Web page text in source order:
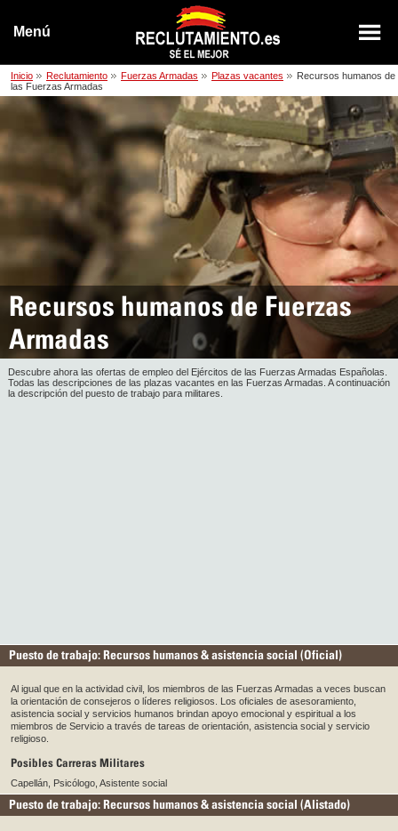
Menú
Inicio Reclutamiento Fuerzas Armadas Plazas vacantes
Recursos humanos de
las Fuerzas Armadas
Recursos humanos de Fuerzas
Armadas
Descubre ahora las ofertas de empleo del Ejércitos de las Fuerzas Armadas Españolas.
Todas las descripciones de las plazas vacantes en las Fuerzas Armadas. A continuación
la descripción del puesto de trabajo para militares.
Puesto de trabajo: Recursos humanos & asistencia social (Oficial)
Al igual que en la actividad civil, los miembros de las Fuerzas Armadas a veces buscan
la orientación de consejeros o líderes religiosos. Los oficiales de asesoramiento,
asistencia social y servicios humanos brindan apoyo emocional y espiritual a los
miembros de Servicio a través de tareas de orientación, asistencia social y servicio
religioso.
Posibles Carreras Militares
Capellán, Psicólogo, Asistente social
Puesto de trabajo: Recursos humanos & asistencia social (Alistado)